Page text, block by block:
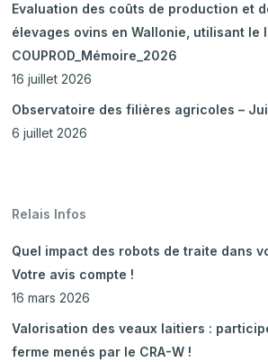
Evaluation des coûts de production et
élevages ovins en Wallonie, utilisant le
COUPROD_Mémoire_2026
16 juillet 2026
Observatoire des filières agricoles –
6 juillet 2026
Relais Infos
Quel impact des robots de traite dans
Votre avis compte !
16 mars 2026
Valorisation des veaux laitiers :
ferme menés par le CRA-W !